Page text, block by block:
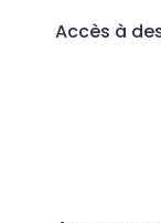
Accès à